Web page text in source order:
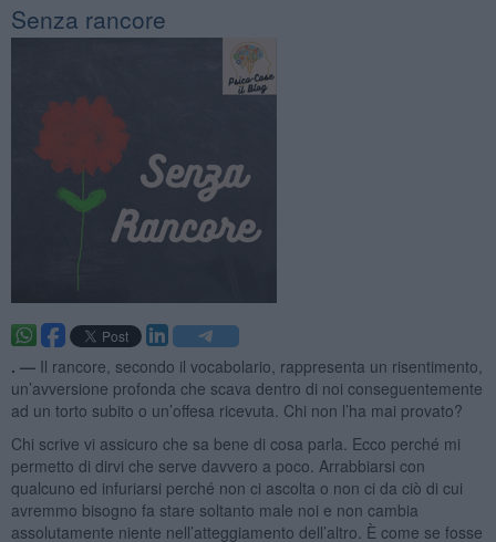
​Senza rancore
. — Il rancore, secondo il vocabolario, rappresenta un risentimento,
un’avversione profonda che scava dentro di noi conseguentemente
ad un torto subito o un’offesa ricevuta. Chi non l’ha mai provato?
Chi scrive vi assicuro che sa bene di cosa parla. Ecco perché mi
permetto di dirvi che serve davvero a poco. Arrabbiarsi con
qualcuno ed infuriarsi perché non ci ascolta o non ci da ciò di cui
avremmo bisogno fa stare soltanto male noi e non cambia
assolutamente niente nell’atteggiamento dell’altro. È come se fosse